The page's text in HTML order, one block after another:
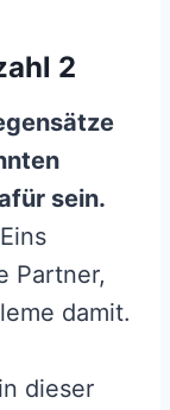
2
sein.
Partner,
damit.
dieser